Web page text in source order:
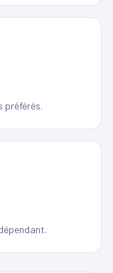
préférés.